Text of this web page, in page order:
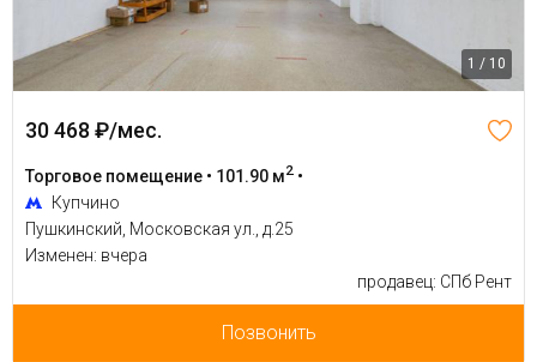
1 / 10
30 468 ₽/мес.
Торговое помещение • 101.90 м2 •
Купчино
Пушкинский, Московская ул., д.25
Изменен: вчера
продавец: СПб Рент
Позвонить